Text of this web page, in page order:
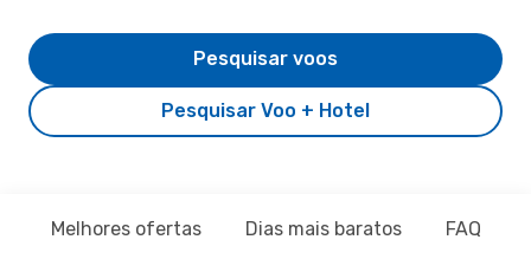
Pesquisar Voo + Hotel
Pesquisar voos
Melhores ofertas Dias mais baratos FAQ